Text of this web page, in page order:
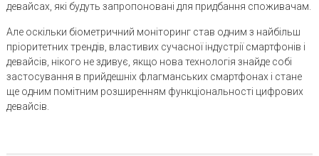
девайсах, які будуть запропоновані для придбання споживачам.
Але оскільки біометричний моніторинг став одним з найбільш
пріоритетних трендів, властивих сучасної індустрії смартфонів і
девайсів, нікого не здивує, якщо нова технологія знайде собі
застосування в прийдешніх флагманських смартфонах і стане
ще одним помітним розширенням функціональності цифрових
девайсів.